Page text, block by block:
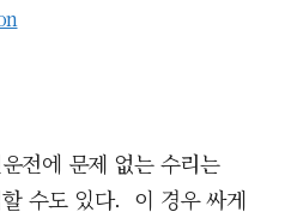
전에 문제 없는 수리는
수도 있다. 이 경우 싸게